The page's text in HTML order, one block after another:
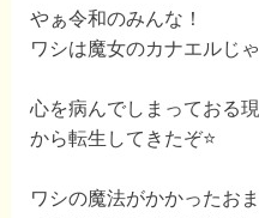
やぁ令和のみんな！
ワシは魔女のカナエルじゃ
心を病んでしまっておる
から転生してきたぞ⭐️
ワシの魔法がかかったお